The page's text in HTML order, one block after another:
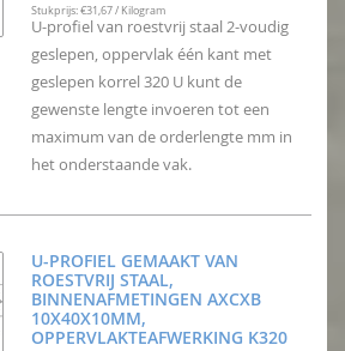
Stukprijs: €31,67 / Kilogram
U-profiel van roestvrij staal 2-voudig
geslepen, oppervlak één kant met
geslepen korrel 320 U kunt de
gewenste lengte invoeren tot een
maximum van de orderlengte mm in
het onderstaande vak.
U-PROFIEL GEMAAKT VAN
ROESTVRIJ STAAL,
BINNENAFMETINGEN AXCXB
10X40X10MM,
OPPERVLAKTEAFWERKING K320